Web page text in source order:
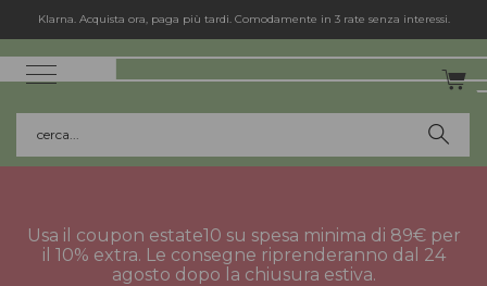
Klarna. Acquista ora, paga più tardi. Comodamente in 3 rate senza interessi.
cerca...
Usa il coupon estate10 su spesa minima di 89€ per
il 10% extra. Le consegne riprenderanno dal 24
agosto dopo la chiusura estiva.